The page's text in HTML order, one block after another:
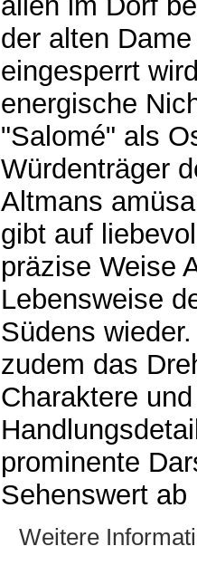
der alten
eingesperrt
energische
"Salomé" als
Würdenträger
Altmans
gibt auf
präzise Weise
Lebensweise
Südens
zudem das
Charaktere
prominente
Sehenswert ab
Weitere